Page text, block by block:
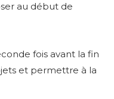
au début de
fois avant la fin
et permettre à la